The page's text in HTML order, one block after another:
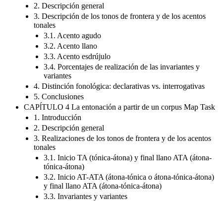
2. Descripción general
3. Descripción de los tonos de frontera y de los acentos
tonales
3.1. Acento agudo
3.2. Acento llano
3.3. Acento esdrújulo
3.4. Porcentajes de realización de las invariantes y
variantes
4. Distinción fonológica: declarativas vs. interrogativas
5. Conclusiones
CAPĺTULO 4 La entonación a partir de un corpus Map Task
1. Introducción
2. Descripción general
3. Realizaciones de los tonos de frontera y de los acentos
tonales
3.1. Inicio TA (tónica-átona) y final llano ATA (átona-
tónica-átona)
3.2. Inicio AT-ATA (átona-tónica o átona-tónica-átona)
y final llano ATA (átona-tónica-átona)
3.3. Invariantes y variantes